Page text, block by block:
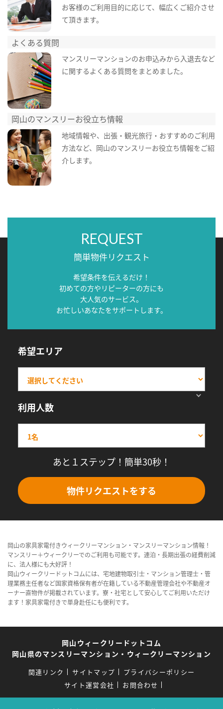
お客様のご利用目的に応じて、幅広くご紹介させ
て頂きます。
よくある質問
マンスリーマンションのお申込みから入退去など
に関するよくある質問をまとめました。
岡山のマンスリーお役立ち情報
地域情報や、出張・観光旅行・おすすめのご利用
方法など、岡山のマンスリーお役立ち情報をご紹
介します。
REQUEST
簡単物件リクエスト
希望条件を伝えるだけ！
初めての方やリピーターの方にも
大人気のサービス。
お忙しいあなたをサポートします。
希望エリア
利用人数
あと１ステップ！簡単30秒！
物件リクエストをする
岡山の家具家電付きウィークリーマンション・マンスリーマンション情報！
マンスリー＋ウィークリーでのご利用も可能です。連泊・長期出張の経費削減
に、法人様にも大好評！
岡山ウィークリードットコムには、宅地建物取引士・マンション管理士・管
理業務主任者など国家資格保有者が在籍している不動産管理会社や不動産オ
ーナー直物件が掲載されています。寮・社宅として安心してご利用いただけ
ます！家具家電付きで単身赴任にも便利です。
岡山ウィークリードットコム
岡山県のマンスリーマンション・ウィークリーマンション
関連リンク サイトマップ
プライバシーポリシー
サイト運営会社
お問合わせ